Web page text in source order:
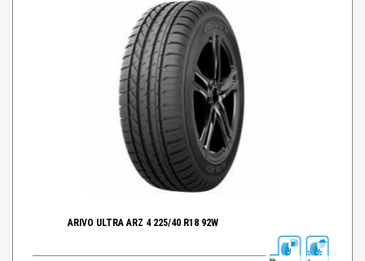
ARIVO ULTRA ARZ 4 225/40 R18 92W